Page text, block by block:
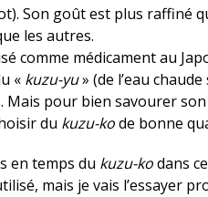
Son goût est plus raffiné
les autres.
comme médicament au
« kuzu-yu» (de l’eau
Mais pour bien savourer
du kuzu-kode bonne
en temps du kuzu-kodans
mais je vais l’essayer